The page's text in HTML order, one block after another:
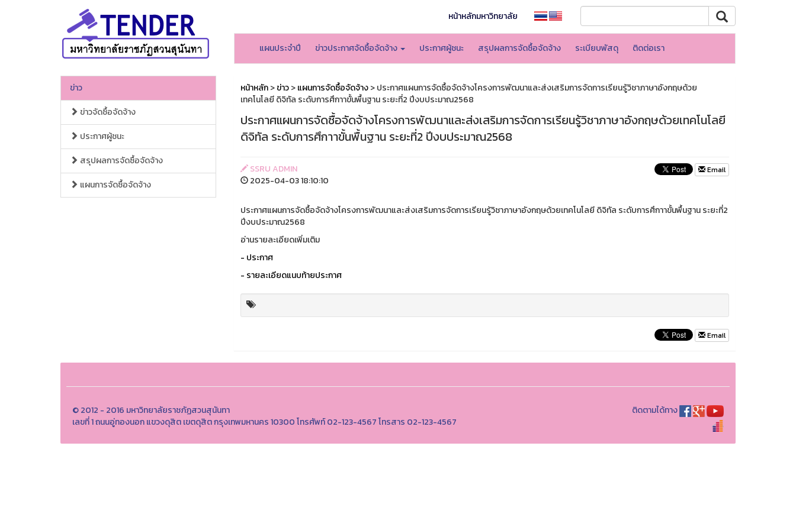
หน้าหลักมหาวิทยาลัย
แผนประจำปี ข่าวประกาศจัดซื้อจัดจ้าง ประกาศผู้ชนะ สรุปผลการจัดซื้อจัดจ้าง ระเบียบพัสดุ ติดต่อเรา
ข่าว
ข่าวจัดซื้อจัดจ้าง
ประกาศผู้ชนะ
สรุปผลการจัดซื้อจัดจ้าง
แผนการจัดซื้อจัดจ้าง
หน้าหลัก>ข่าว>แผนการจัดซื้อจัดจ้าง> ประกาศแผนการจัดซื้อจัดจ้างโครงการพัฒนาและส่งเสริมการจัดการเรียนรู้วิชาภาษาอังกฤษด้วย
เทคโนโลยี ดิจิทัล ระดับการศึกาาขั้นพื้นฐาน ระยะที่2 ปีงบประมาณ2568
ประกาศแผนการจัดซื้อจัดจ้างโครงการพัฒนาและส่งเสริมการจัดการเรียนรู้วิชาภาษาอังกฤษด้วยเทคโนโลยี
ดิจิทัล ระดับการศึกาาขั้นพื้นฐาน ระยะที่2 ปีงบประมาณ2568
SSRU ADMIN
2025-04-03 18:10:10
Email
ประกาศแผนการจัดซื้อจัดจ้างโครงการพัฒนาและส่งเสริมการจัดการเรียนรู้วิชาภาษาอังกฤษด้วยเทคโนโลยี ดิจิทัล ระดับการศึกาาขั้นพื้นฐาน ระยะที่2
ปีงบประมาณ2568
อ่านรายละเอียดเพิ่มเติม
- ประกาศ
- รายละเอียดแนบท้ายประกาศ
Email
© 2012 - 2016 มหาวิทยาลัยราชภัฏสวนสุนันทา
เลขที่ 1 ถนนอู่ทองนอก แขวงดุสิต เขตดุสิต กรุงเทพมหานคร 10300 โทรศัพท์ 02-123-4567 โทรสาร 02-123-4567
ติดตามได้ทาง